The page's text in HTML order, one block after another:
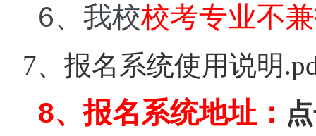
6、我校校考专业不
7、报名系统使用说明
8、报名系统地址：